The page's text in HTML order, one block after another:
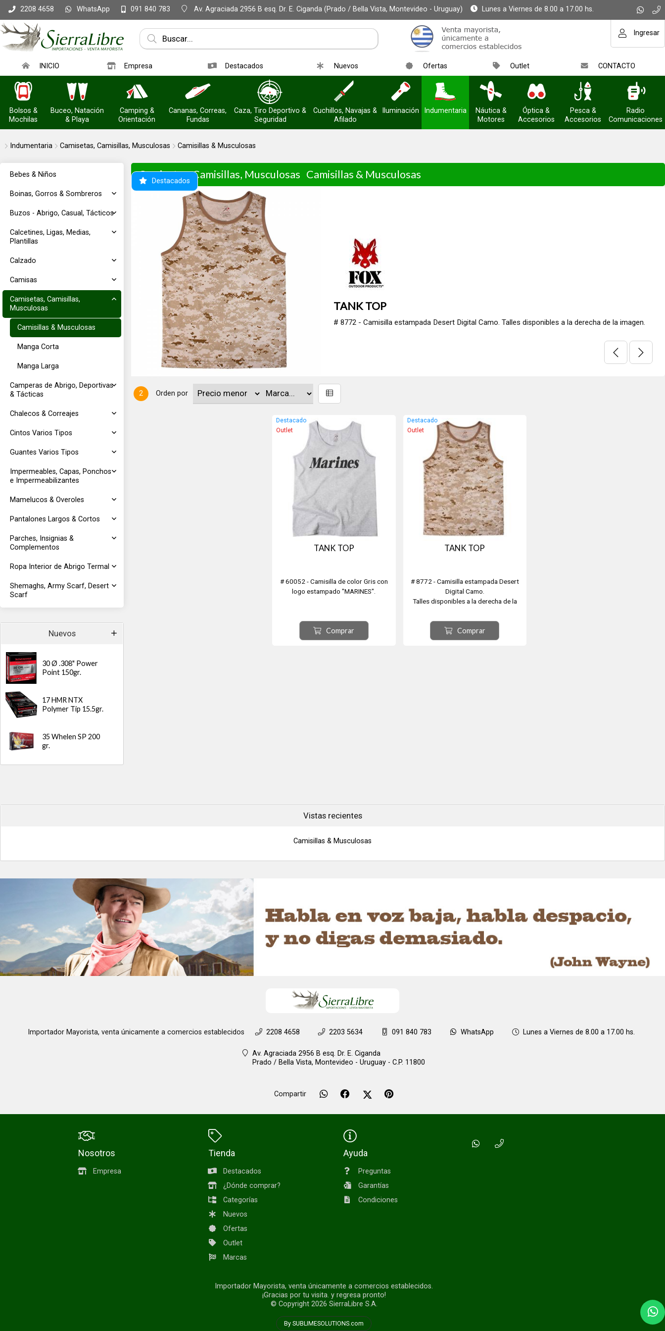
2208 4658 WhatsApp 091 840 783 Av. Agraciada 2956 B esq. Dr. E. Ciganda (Prado / Bella Vista, Montevideo - Uruguay) Lunes a Viernes de 8.00 a 17.00 hs.
Ingresar
INICIO Empresa Destacados Nuevos Ofertas Outlet CONTACTO
Bolsos &
Mochilas
Buceo, Natación
& Playa
Camping &
Orientación
Cananas, Correas,
Fundas
Caza, Tiro Deportivo &
Seguridad
Cuchillos, Navajas &
Afilado
Iluminación Indumentaria
Náutica &
Motores
Óptica &
Accesorios
Pesca &
Accesorios
Radio
Comunicaciones
Indumentaria Camisetas, Camisillas, Musculosas Camisillas & Musculosas
Bebes & Niños
Boinas, Gorros & Sombreros
Buzos - Abrigo, Casual, Tácticos
Calcetines, Ligas, Medias,
Plantillas
Calzado
Camisas
Camisetas, Camisillas,
Musculosas
Camisillas & Musculosas
Manga Corta
Manga Larga
Camperas de Abrigo, Deportivas
& Tácticas
Chalecos & Correajes
Cintos Varios Tipos
Guantes Varios Tipos
Impermeables, Capas, Ponchos
e Impermeabilizantes
Mamelucos & Overoles
Pantalones Largos & Cortos
Parches, Insignias &
Complementos
Ropa Interior de Abrigo Termal
Shemaghs, Army Scarf, Desert
Scarf
Nuevos
30 Ø .308" Power
Point 150gr.
17 HMR NTX
Polymer Tip 15.5gr.
35 Whelen SP 200
gr.
Camisetas, Camisillas, Musculosas Camisillas & Musculosas
Destacados
TANK TOP
# 8772 - Camisilla estampada Desert Digital Camo. Talles disponibles a la derecha de la imagen.
2 Orden por
Destacado
Outlet
TANK TOP
# 60052 - Camisilla de color Gris con
logo estampado "MARINES".
Comprar
Destacado
Outlet
TANK TOP
# 8772 - Camisilla estampada Desert
Digital Camo.
Talles disponibles a la derecha de la
Comprar
Vistas recientes
Camisillas & Musculosas
Importador Mayorista, venta únicamente a comercios establecidos 2208 4658 2203 5634 091 840 783 WhatsApp Lunes a Viernes de 8.00 a 17.00 hs.
Av. Agraciada 2956 B esq. Dr. E. Ciganda
Prado / Bella Vista, Montevideo - Uruguay - C.P. 11800
Compartir
Nosotros
Empresa
Tienda
Destacados
¿Dónde comprar?
Categorías
Nuevos
Ofertas
Outlet
Marcas
Ayuda
Preguntas
Garantías
Condiciones
Importador Mayorista, venta únicamente a comercios establecidos.
¡Gracias por tu visita. y regresa pronto!
© Copyright 2026 SierraLibre S.A.
By SUBLIMESOLUTIONS.com